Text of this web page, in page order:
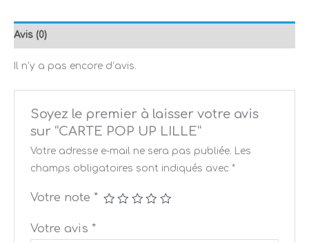
Avis (0)
Il n’y a pas encore d’avis.
Soyez le premier à laisser votre avis
sur “CARTE POP UP LILLE”
Votre adresse e-mail ne sera pas publiée. Les
champs obligatoires sont indiqués avec *
Votre note *
Votre avis *